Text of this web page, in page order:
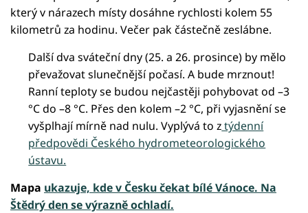
který v nárazech místy dosáhne rychlosti kolem 55
kilometrů za hodinu. Večer pak částečně zeslábne.
Další dva sváteční dny (25. a 26. prosince) by mělo
převažovat slunečnější počasí. A bude mrznout!
Ranní teploty se budou nejčastěji pohybovat od –3
°C do –8 °C. Přes den kolem –2 °C, při vyjasnění se
vyšplhají mírně nad nulu. Vyplývá to ztýdenní
předpovědi Českého hydrometeorologického
ústavu.
Mapa ukazuje, kde v Česku čekat bílé Vánoce. Na
Štědrý den se výrazně ochladí.